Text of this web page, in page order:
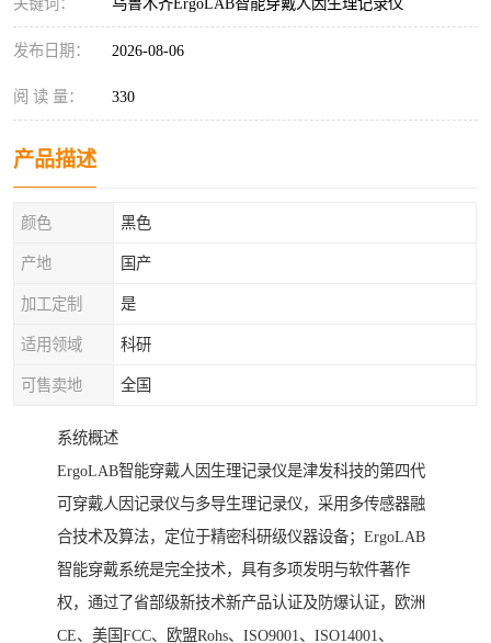
发布日期： 2026-08-06
阅 读 量： 330
产品描述
颜色 黑色
产地 国产
加工定制 是
适用领域 科研
可售卖地 全国
系统概述
ErgoLAB智能穿戴人因生理记录仪是津发科技的第四代
可穿戴人因记录仪与多导生理记录仪，采用多传感器融
合技术及算法，定位于精密科研级仪器设备；ErgoLAB
智能穿戴系统是完全技术，具有多项发明与软件著作
权，通过了省部级新技术新产品认证及防爆认证，欧洲
CE、美国FCC、欧盟Rohs、ISO9001、ISO14001、